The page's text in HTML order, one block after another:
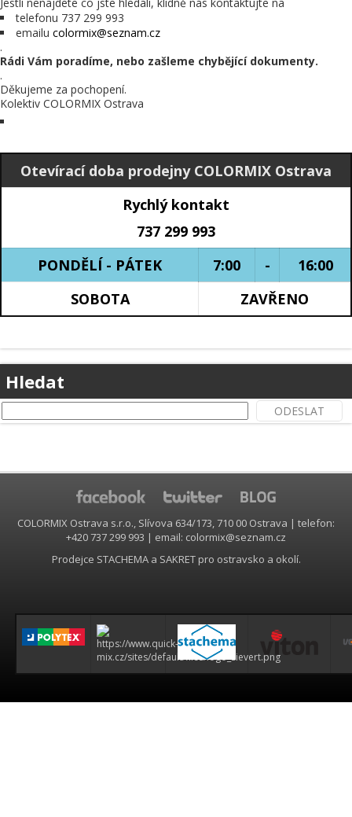
telefonu 737 299 993
emailu colormix@seznam.cz
.
Rádi Vám poradíme, nebo zašleme chybějící dokumenty.
.
Děkujeme za pochopení.
Kolektiv COLORMIX Ostrava
Otevírací doba prodejny COLORMIX Ostrava
Rychlý kontakt
737 299 993
PONDĚLÍ - PÁTEK
7:00 -
16:00
SOBOTA
ZAVŘENO
Hledat
COLORMIX Ostrava s.r.o., Slívova 634/173, 710 00 Ostrava | telefon:
+420 737 299 993 | email: colormix@seznam.cz
Prodejce STACHEMA a SAKRET pro ostravsko a okolí.